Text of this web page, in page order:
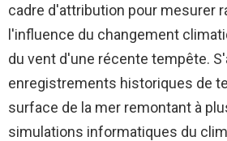
cadre d'attribution pour mesurer
l'influence du changement
du vent d'une récente tempête.
enregistrements historiques de
surface de la mer remontant à
simulations informatiques du